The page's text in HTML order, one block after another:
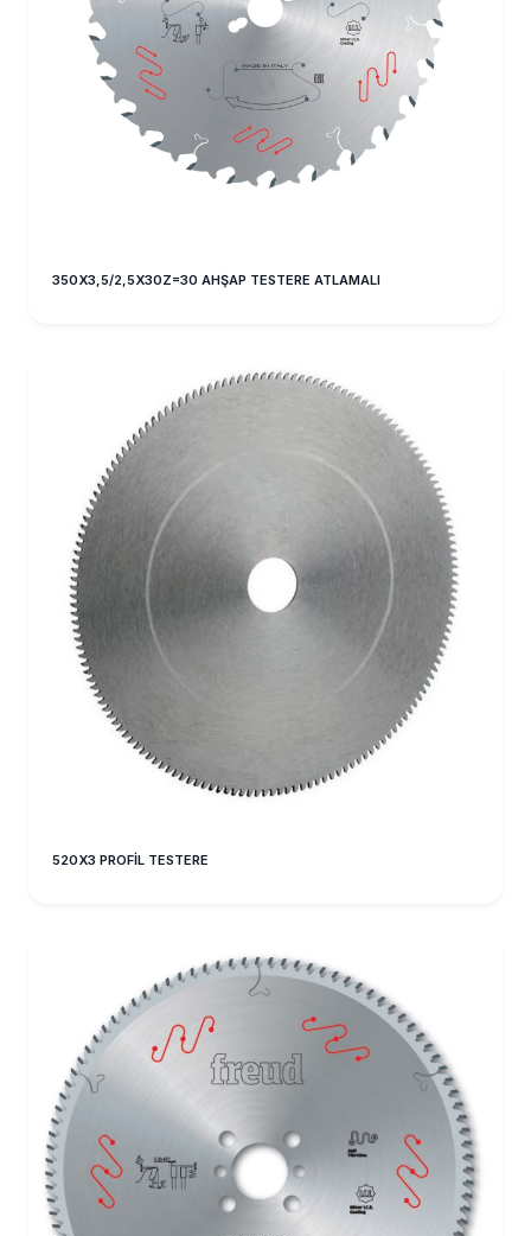
350X3,5/2,5X30Z=30 AHŞAP TESTERE ATLAMALI
520X3 PROFİL TESTERE